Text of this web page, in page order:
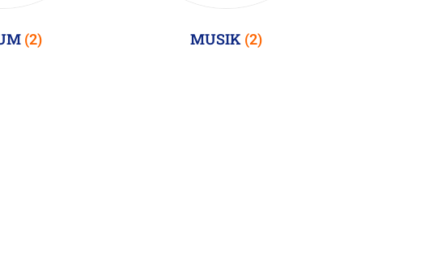
(2) MUSIK (2)